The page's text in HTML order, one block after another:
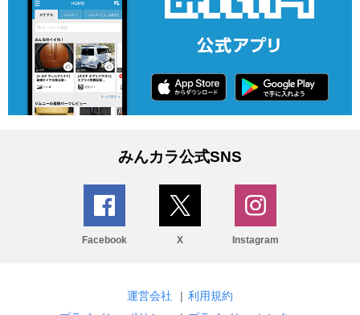
みんカラ公式SNS
Facebook X Instagram
運営会社 | 利用規約